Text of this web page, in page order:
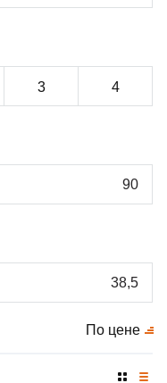
3 4
По цене